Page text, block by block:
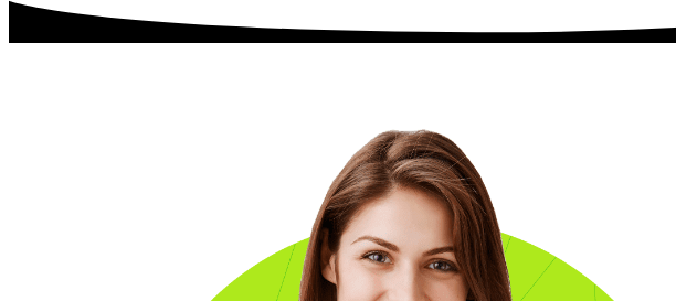
Entretenimiento